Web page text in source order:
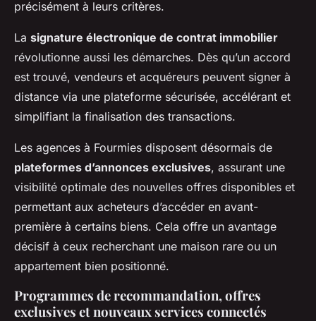
précisément à leurs critères.
La signature électronique de contrat immobilier
révolutionne aussi les démarches. Dès qu’un accord
est trouvé, vendeurs et acquéreurs peuvent signer à
distance via une plateforme sécurisée, accélérant et
simplifiant la finalisation des transactions.
Les agences à Fourmies disposent désormais de
plateformes d’annonces exclusives, assurant une
visibilité optimale des nouvelles offres disponibles et
permettant aux acheteurs d’accéder en avant-
première à certains biens. Cela offre un avantage
décisif à ceux recherchant une maison rare ou un
appartement bien positionné.
Programmes de recommandation, offres
exclusives et nouveaux services connectés